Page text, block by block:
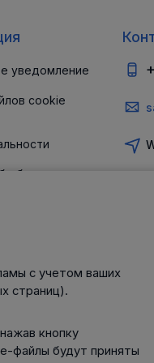
уведомление
cookie
обеспечении
с учетом ваших
страниц).
кнопку
файлы будут приняты